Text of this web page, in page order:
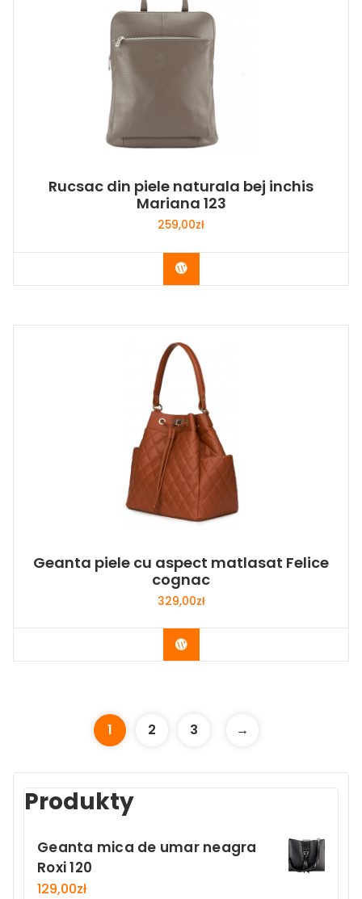
Rucsac din piele naturala bej inchis
Mariana 123
259,00zł
Buy Now
Geanta piele cu aspect matlasat Felice
cognac
329,00zł
Buy Now
1 2 3 →
Produkty
Geanta mica de umar neagra
Roxi 120
129,00zł